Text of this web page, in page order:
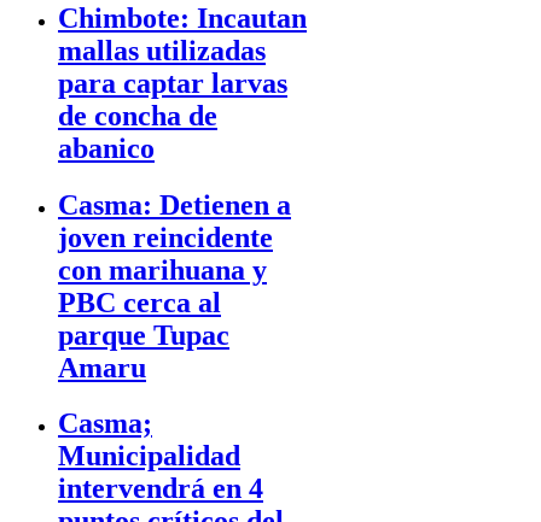
Chimbote: Incautan
mallas utilizadas
para captar larvas
de concha de
abanico
Casma: Detienen a
joven reincidente
con marihuana y
PBC cerca al
parque Tupac
Amaru
Casma;
Municipalidad
intervendrá en 4